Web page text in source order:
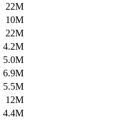
22M
10M
22M
4.2M
5.0M
6.9M
5.5M
12M
4.4M